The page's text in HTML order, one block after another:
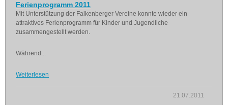
Ferienprogramm 2011
Mit Unterstützung der Falkenberger Vereine konnte wieder ein
attraktives Ferienprogramm für Kinder und Jugendliche
zusammengestellt werden.
Während...
Weiterlesen
21.07.2011